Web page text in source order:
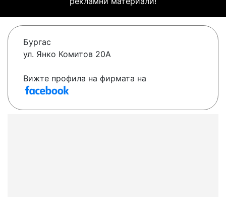
Бургас
ул. Янко Комитов 20А
Вижте профила на фирмата на